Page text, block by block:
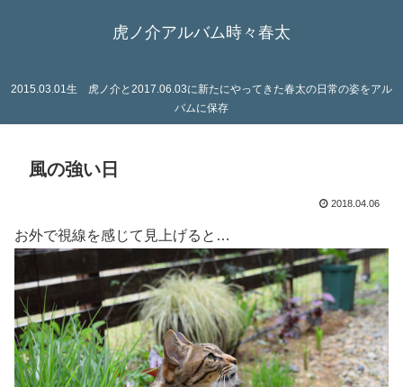
虎ノ介アルバム時々春太
2015.03.01生 虎ノ介と2017.06.03に新たにやってきた春太の日常の姿をアル
バムに保存
風の強い日
2018.04.06
お外で視線を感じて見上げると…